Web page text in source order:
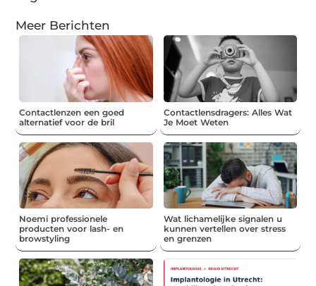
Meer Berichten
Contactlenzen een goed
alternatief voor de bril
Contactlensdragers: Alles Wat
Je Moet Weten
Noemi professionele
producten voor lash- en
browstyling
Wat lichamelijke signalen u
kunnen vertellen over stress
en grenzen